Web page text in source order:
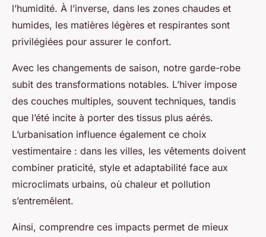
l’humidité. À l’inverse, dans les zones chaudes et
humides, les matières légères et respirantes sont
privilégiées pour assurer le confort.
Avec les changements de saison, notre garde-robe
subit des transformations notables. L’hiver impose
des couches multiples, souvent techniques, tandis
que l’été incite à porter des tissus plus aérés.
L’urbanisation influence également ce choix
vestimentaire : dans les villes, les vêtements doivent
combiner praticité, style et adaptabilité face aux
microclimats urbains, où chaleur et pollution
s’entremêlent.
Ainsi, comprendre ces impacts permet de mieux